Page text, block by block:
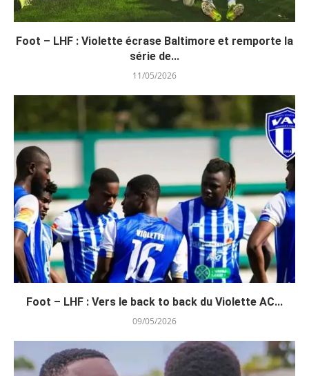
Foot – LHF : Violette écrase Baltimore et remporte la
série de...
11/05/2026
Foot – LHF : Vers le back to back du Violette AC...
09/05/2026